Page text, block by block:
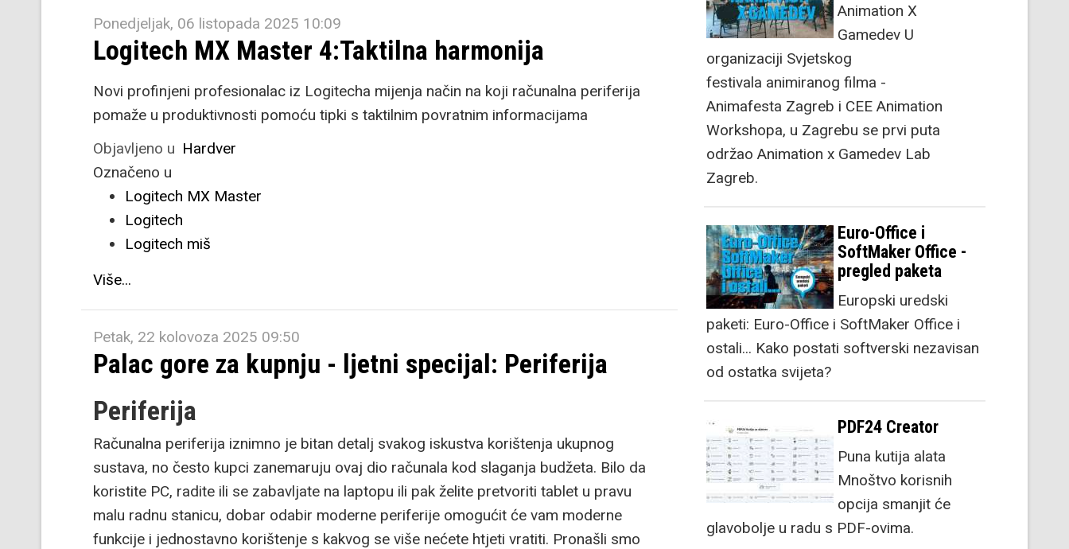
Ponedjeljak, 06 listopada 2025 10:09
Logitech MX Master 4:Taktilna harmonija
Novi profinjeni profesionalac iz Logitecha mijenja način na koji računalna periferija
pomaže u produktivnosti pomoću tipki s taktilnim povratnim informacijama
Objavljeno u Hardver
Označeno u
Logitech MX Master
Logitech
Logitech miš
Više...
Petak, 22 kolovoza 2025 09:50
Palac gore za kupnju - ljetni specijal: Periferija
Periferija
Računalna periferija iznimno je bitan detalj svakog iskustva korištenja ukupnog
sustava, no često kupci zanemaruju ovaj dio računala kod slaganja budžeta. Bilo da
koristite PC, radite ili se zabavljate na laptopu ili pak želite pretvoriti tablet u pravu
malu radnu stanicu, dobar odabir moderne periferije omogućit će vam moderne
funkcije i jednostavno korištenje s kakvog se više nećete htjeti vratiti. Pronašli smo
Animation X
Gamedev U
organizaciji Svjetskog
festivala animiranog filma -
Animafesta Zagreb i CEE Animation
Workshopa, u Zagrebu se prvi puta
održao Animation x Gamedev Lab
Zagreb.
Euro-Office i
SoftMaker Office -
pregled paketa
Europski uredski
paketi: Euro-Office i SoftMaker Office i
ostali... Kako postati softverski nezavisan
od ostatka svijeta?
PDF24 Creator
Puna kutija alata
Mnoštvo korisnih
opcija smanjit će
glavobolje u radu s PDF-ovima.